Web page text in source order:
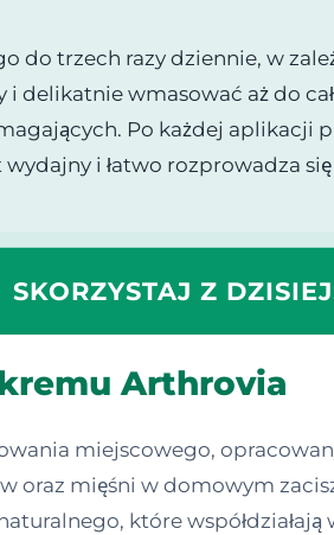
do trzech razy dziennie, w
i delikatnie wmasować aż do
Po każdej aplikacji
i łatwo rozprowadza
SKORZYSTAJ Z
Arthrovia
miejscowego,
oraz mięśni w domowym
które